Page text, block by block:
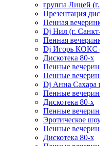
группа Лицей
Презентация
Пенная
Dj Нил (г.
Пенная
Dj Игорь КОКС
Дискотека 80-х
Пенные
Пенные
Dj Анна Сахара
Пенные
Дискотека 80-х
Пенные
Эротическое
Пенные
Дискотека 80-х